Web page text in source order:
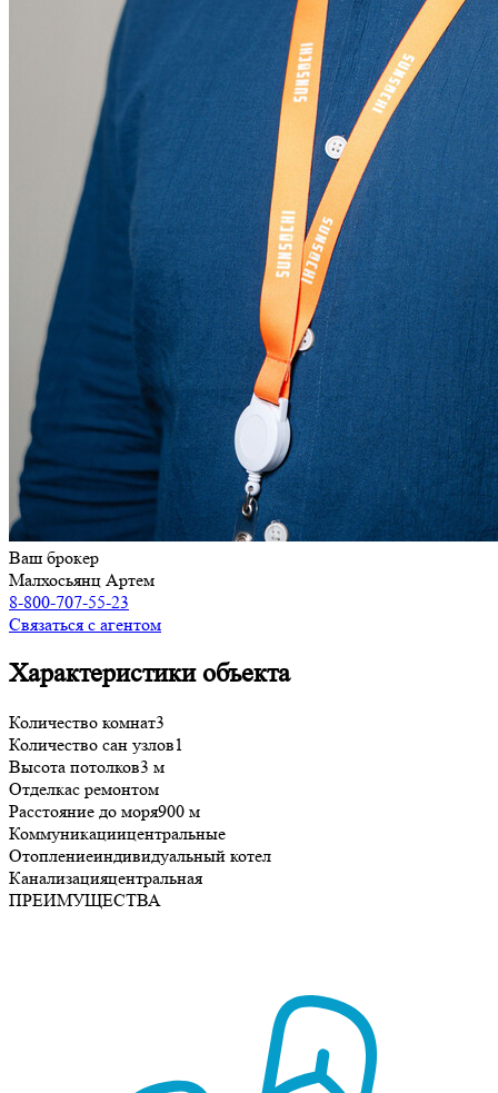
Ваш брокер
Малхосьянц Артем
8-800-707-55-23
Связаться с агентом
Характеристики объекта
Количество комнат3
Количество сан узлов1
Высота потолков3 м
Отделкас ремонтом
Расстояние до моря900 м
Коммуникациицентральные
Отоплениеиндивидуальный котел
Канализацияцентральная
ПРЕИМУЩЕСТВА